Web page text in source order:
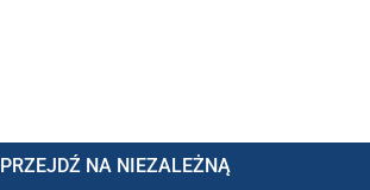
PRZEJDŹ NA NIEZALEŻNĄ